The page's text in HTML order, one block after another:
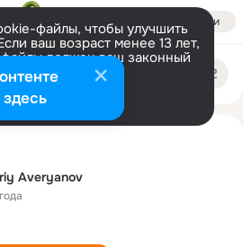
Войти
файлы, чтобы улучшить
ваш возраст менее 13 лет,
должен ваш законный
информации
Настроить
Averyanov